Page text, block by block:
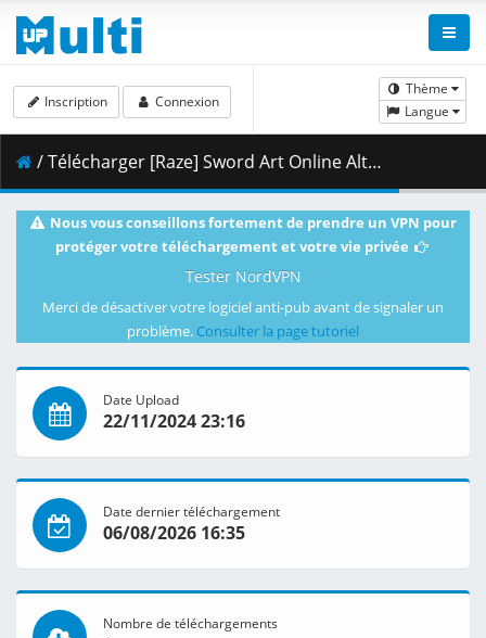
Thème
Langue
Inscription Connexion
/ Télécharger [Raze] Sword Art Online Alternative - Gun Gale Online S2 - 08 x265 10bit 1080p 143.8561fps.mkv.001 ( 380.16 MB )
Nous vous conseillons fortement de prendre un VPN pour
protéger votre téléchargement et votre vie privée
Tester NordVPN
Merci de désactiver votre logiciel anti-pub avant de signaler un
problème. Consulter la page tutoriel
Date Upload
22/11/2024 23:16
Date dernier téléchargement
06/08/2026 16:35
Nombre de téléchargements